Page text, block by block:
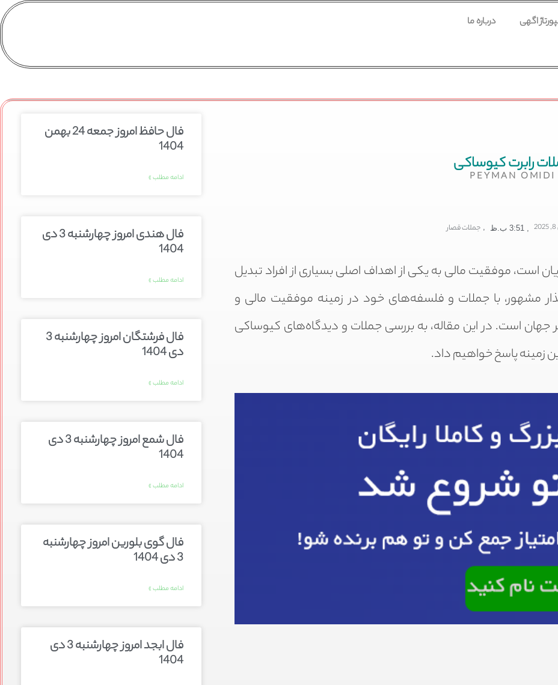
اگهی درباره ما
رابرت کیوساکی
PEYMAN OMIDI
3:51 ب.ظ , جملات قصار
است، موفقیت مالی به یکی از اهداف اصلی بسیاری از افراد تبدیل
مشهور، با جملات و فلسفه‌های خود در زمینه موفقیت مالی و
جهان است. در این مقاله، به بررسی جملات و دیدگاه‌های کیوساکی
زمینه پاسخ خواهیم داد.
فال حافظ امروز جمعه 24 بهمن
1404
ادامه مطلب »
فال هندی امروز چهارشنبه 3 دی
1404
ادامه مطلب »
فال فرشتگان امروز چهارشنبه 3
دی 1404
ادامه مطلب »
فال شمع امروز چهارشنبه 3 دی
1404
ادامه مطلب »
فال گوی بلورین امروز چهارشنبه
3 دی 1404
ادامه مطلب »
فال ابجد امروز چهارشنبه 3 دی
1404